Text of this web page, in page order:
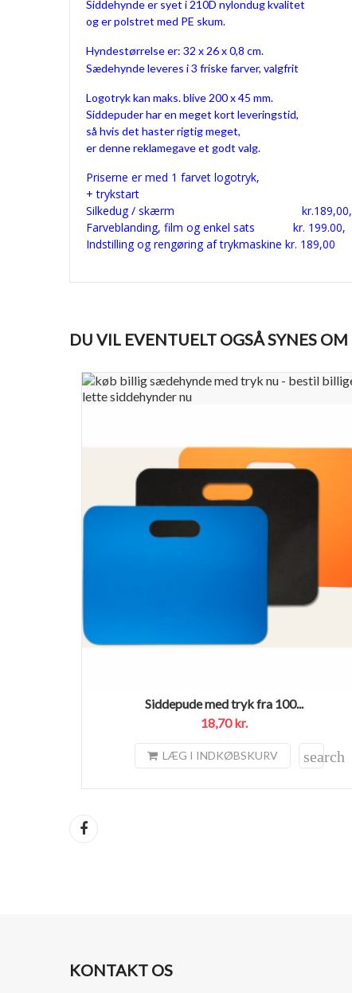
Siddehynde er syet i 210D nylondug kvalitet
og er polstret med PE skum.
Hyndestørrelse er: 32 x 26 x 0,8 cm.
Sædehynde leveres i 3 friske farver, valgfrit
Logotryk kan maks. blive 200 x 45 mm.
Siddepuder har en meget kort leveringstid,
så hvis det haster rigtig meget,
er denne reklamegave et godt valg.
Priserne er med 1 farvet logotryk,
+ trykstart
Silkedug / skærm kr.189,00,
Farveblanding, film og enkel sats kr. 199.00,
Indstilling og rengøring af trykmaskine kr. 189,00
DU VIL EVENTUELT OGSÅ SYNES OM
Siddepude med tryk fra 100...
18,70 kr.
LÆG I INDKØBSKURV search
KONTAKT OS